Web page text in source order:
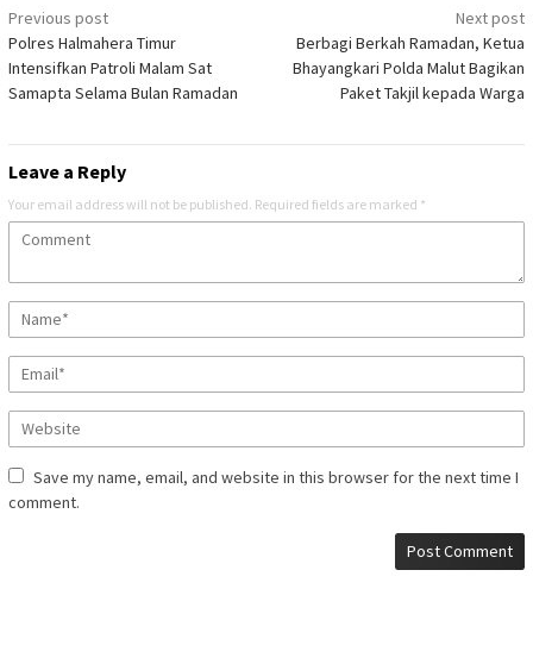
Post
navigation
Previous post
Polres Halmahera Timur
Intensifkan Patroli Malam Sat
Samapta Selama Bulan Ramadan
Next post
Berbagi Berkah Ramadan, Ketua
Bhayangkari Polda Malut Bagikan
Paket Takjil kepada Warga
Leave a Reply
Your email address will not be published. Required fields are marked *
Save my name, email, and website in this browser for the next time I
comment.